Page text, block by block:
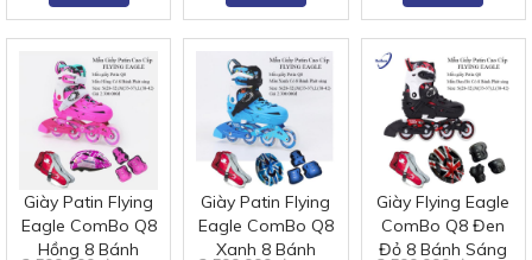
Giày Patin Flying
Eagle ComBo Q8
Hồng 8 Bánh
Giày Patin Flying
Eagle ComBo Q8
Xanh 8 Bánh
Giày Flying Eagle
ComBo Q8 Đen
Đỏ 8 Bánh Sáng